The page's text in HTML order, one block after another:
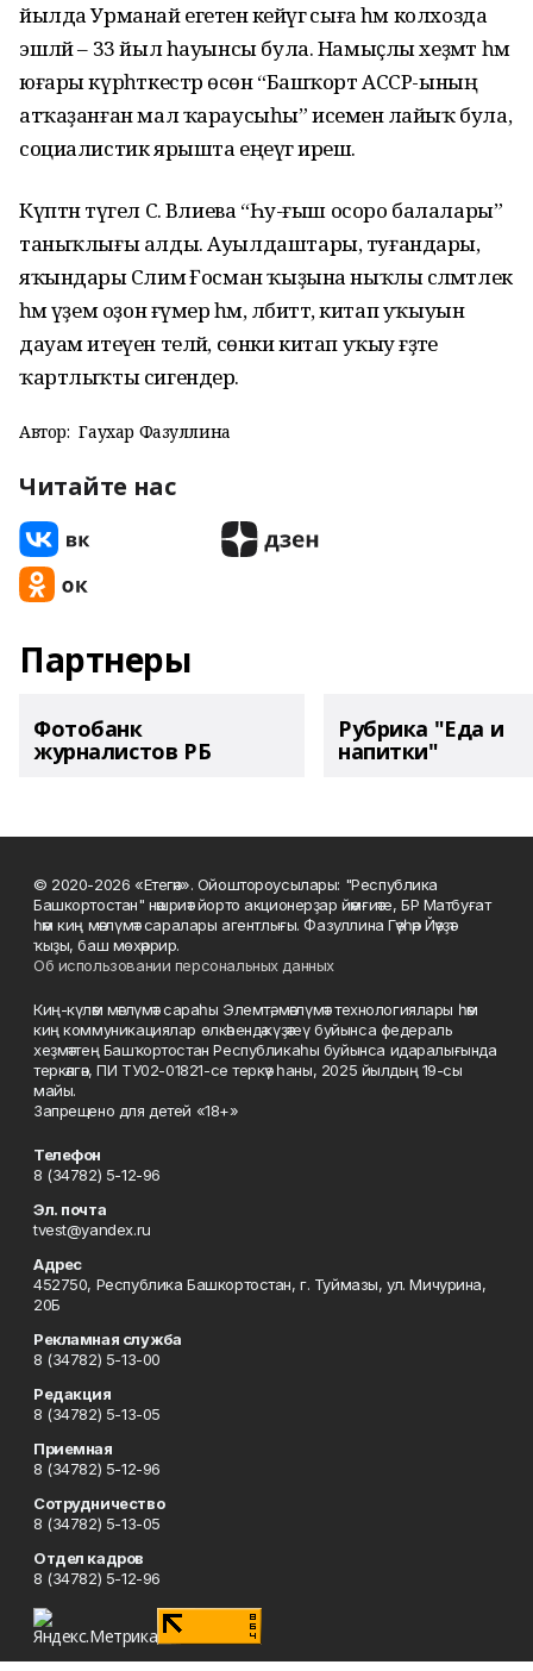
йылда Урманай егетенә кейәүгә сыға һәм колхозда
эшләй – 33 йыл һауынсы була. Намыҫлы хеҙмәт һәм
юғары күрһәткестәр өсөн “Башҡорт АССР-ының
атҡаҙанған мал ҡараусыһы” исеменә лайыҡ була,
социалистик ярышта еңеүгә ирешә.
Күптән түгел С. Вәлиева “Һу-ғыш осоро балалары”
таныҡлығы алды. Ауылдаштары, туғандары,
яҡындары Сәлимә Ғосман ҡыҙына ныҡлы сәләмәтлек
һәм әүҙем оҙон ғүмер һәм, әлбиттә, китап уҡыуын
дауам итеүен теләй, сөнки китап уҡыу ғәҙәте
ҡартлыҡты сигендерә.
Автор: Гаухар Фазуллина
Читайте нас
Партнеры
Фотобанк
журналистов РБ
Рубрика "Еда и
напитки"
© 2020-2026 «Етегән». Ойоштороусылары: "Республика
Башкортостан" нәшриәт йорто акционерҙар йәмғиәте, БР Матбуғат
һәм киң мәғлүмәт саралары агентлығы. Фазуллина Гәүһәр Йәүҙәт
ҡыҙы, баш мөхәррир.
Об использовании персональных данных
Киң-күләм мәғлүмәт сараһы Элемтә, мәғлүмәт технологиялары һәм
киң коммуникациялар өлкәһендә күҙәтеү буйынса федераль
хеҙмәттең Башҡортостан Республикаһы буйынса идаралығында
теркәлгән, ПИ ТУ02-01821-се теркәү һаны, 2025 йылдың 19-сы
майы.
Запрещено для детей «18+»
Телефон
8 (34782) 5-12-96
Эл. почта
tvest@yandex.ru
Адрес
452750, Республика Башкортостан, г. Туймазы, ул. Мичурина,
20Б
Рекламная служба
8 (34782) 5-13-00
Редакция
8 (34782) 5-13-05
Приемная
8 (34782) 5-12-96
Сотрудничество
8 (34782) 5-13-05
Отдел кадров
8 (34782) 5-12-96